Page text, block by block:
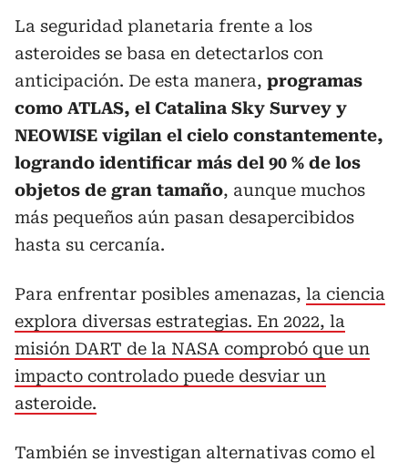
La seguridad planetaria frente a los
asteroides se basa en detectarlos con
anticipación. De esta manera, programas
como ATLAS, el Catalina Sky Survey y
NEOWISE vigilan el cielo constantemente,
logrando identificar más del 90 % de los
objetos de gran tamaño, aunque muchos
más pequeños aún pasan desapercibidos
hasta su cercanía.
Para enfrentar posibles amenazas, la ciencia
explora diversas estrategias. En 2022, la
misión DART de la NASA comprobó que un
impacto controlado puede desviar un
asteroide.
También se investigan alternativas como el